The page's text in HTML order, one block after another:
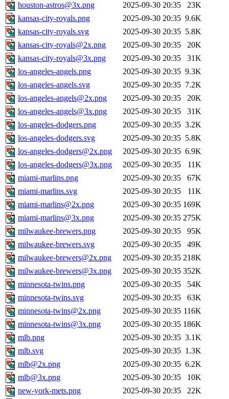
houston-astros@3x.png
2025-09-30 20:35
23K
kansas-city-royals.png
2025-09-30 20:35 9.6K
kansas-city-royals.svg
2025-09-30 20:35 5.8K
kansas-city-royals@2x.png
2025-09-30 20:35
20K
kansas-city-royals@3x.png
2025-09-30 20:35
31K
los-angeles-angels.png
2025-09-30 20:35 9.3K
los-angeles-angels.svg
2025-09-30 20:35 7.2K
los-angeles-angels@2x.png
2025-09-30 20:35
20K
los-angeles-angels@3x.png
2025-09-30 20:35
31K
los-angeles-dodgers.png
2025-09-30 20:35 3.2K
los-angeles-dodgers.svg
2025-09-30 20:35 5.8K
los-angeles-dodgers@2x.png
2025-09-30 20:35 6.9K
los-angeles-dodgers@3x.png
2025-09-30 20:35
11K
miami-marlins.png
2025-09-30 20:35
67K
miami-marlins.svg
2025-09-30 20:35
11K
miami-marlins@2x.png
2025-09-30 20:35 169K
miami-marlins@3x.png
2025-09-30 20:35 275K
milwaukee-brewers.png
2025-09-30 20:35
95K
milwaukee-brewers.svg
2025-09-30 20:35
49K
milwaukee-brewers@2x.png
2025-09-30 20:35 218K
milwaukee-brewers@3x.png
2025-09-30 20:35 352K
minnesota-twins.png
2025-09-30 20:35
54K
minnesota-twins.svg
2025-09-30 20:35
63K
minnesota-twins@2x.png
2025-09-30 20:35 116K
minnesota-twins@3x.png
2025-09-30 20:35 186K
mlb.png
2025-09-30 20:35 3.1K
mlb.svg
2025-09-30 20:35 1.3K
mlb@2x.png
2025-09-30 20:35 6.2K
mlb@3x.png
2025-09-30 20:35
10K
new-york-mets.png
2025-09-30 20:35
22K